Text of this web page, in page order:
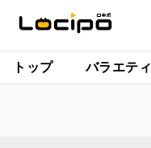
トップ バラエティ